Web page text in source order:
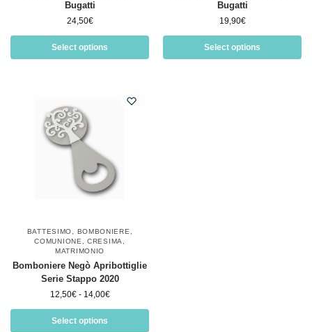
Bugatti
24,50€
Select options
Bugatti
19,90€
Select options
BATTESIMO BOMBONIERE
COMUNIONE
,CRESIMA
MATRIMONIO
Bomboniere Negò Apribottiglie
Serie Stappo 2020
12,50€ - 14,00€
Select options